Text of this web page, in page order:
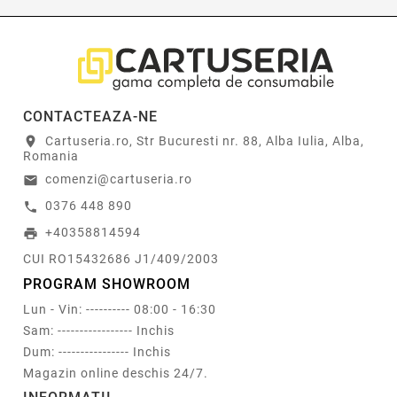
CONTACTEAZA-NE
location_on
Cartuseria.ro, Str Bucuresti nr. 88, Alba Iulia, Alba,
Romania
email comenzi@cartuseria.ro
call 0376 448 890
print +40358814594
CUI RO15432686 J1/409/2003
PROGRAM SHOWROOM
Lun - Vin: ---------- 08:00 - 16:30
Sam: ----------------- Inchis
Dum: ---------------- Inchis
Magazin online deschis 24/7.